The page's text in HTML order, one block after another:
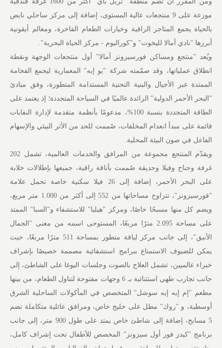
موزعة على 9 منتجعات عالية المستوى، إضافة إلى مركز ساحلي نابض
بالحياة يجمع المتاجر الراقية وخيارات الطعام الفاخرة، ومعالم أيقونية
أبرزها "نادي أمالا لليخوت" و"كوراليوم - مركز الحياة البحرية".
ويُعد "منتجع ومساكن فورسيزونز أمالا" أول منتجعات الوجهة ونقطة
انطلاق عملياتها، وقد صمّمته شركة "يو إيه" المعمارية ليجمع الفخامة
الممتدة عبر الأجيال والبنية التحتية المستدامة المتطورة، وفق مبادئ
"البحر الأحمر الدولية" الرائدة عالميًا في السياحة المتجددة؛ إذ يعتمد على
الطاقة المتجددة بنسبة 100%، مدعومًا بأنظمة متقدمة لإدارة النفايات
قائمة على مبدأ انعدام المخلفات، صُممت للحد من الأثر البيئي والإسهام
الفاعل في صون البيئة المحلية.
ويقدّم المنتجع مجموعة من المرافق والخدمات العالمية، تشمل 202
غرفة وجناح وفيلا وحديقة صُممت بأناقة راقية، جميعها بإطلالات خلابة
على البحر الأحمر، إضافة إلى 26 فيلا سكنية خاصة تحمل علامة
"فورسيزونز"، تتراوح مساحاتها من 552 إلى أكثر من 1.000 متر مربع،
ويضم كل منها مسبحًا خاصًا، ومركز "هيليا" للاستشفاء و"السبا" الممتد
على مساحة 2.095 مترًا مربعًا، المستوحى اسمه من معنى "الجمال
الأنيق"، إلى جانب مركز لياقة متطور بمساحة 511 مترًا مربعًا، حيث
يمكن للضيوف الاستمتاع ببرامج استشفائية مصممة خصيصًا بإشراف
خبراء عالميين، تشمل العلاج بالصوت وجلسات اليوغا على الشاطئ، إلى
جانب تجارب طهي استثنائية بـ 6 وجهات مفتوحة لتناول الطعام، من بينها
مطعم "إم إيه إيه سوشل" المتخصص في المأكولات الساحلية الشرق
أوسطية، و "روك" مطل على خليج خاص، ومرافق عائلية متكاملة تضم
5 مسابح، إضافة إلى شاطئ خاص يمتد على طول 900 متر، إلى جانب
برنامج "كيدز فور أول سيزونز" المخصص للأطفال تحت إشراف كامل،